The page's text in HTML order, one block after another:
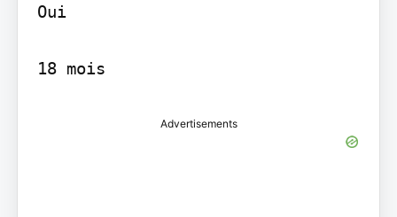
Oui
18 mois
Advertisements